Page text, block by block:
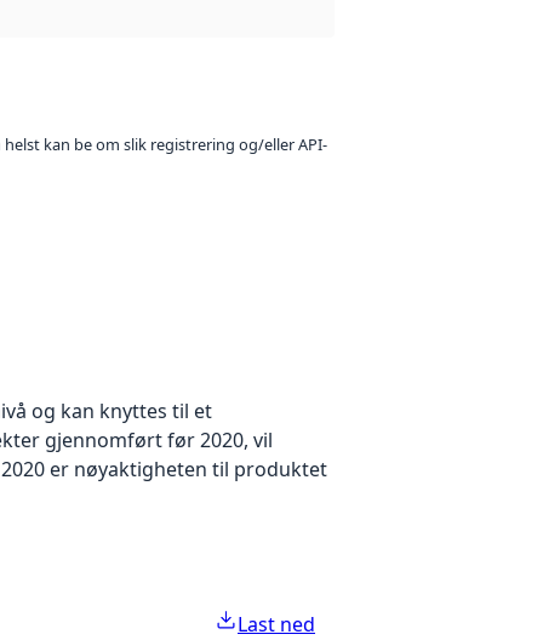
kan be om slik registrering og/eller API-
og kan knyttes til et
gjennomført før 2020, vil
er nøyaktigheten til produktet
Last ned